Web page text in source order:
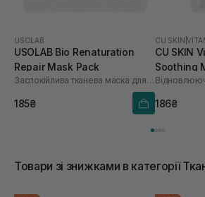
USOLAB
USOLAB Bio Renaturation
Repair Mask Pack
Заспокійлива тканева маска для обличчя
185₴
CU SKIN |
CU SKIN
Soothing
186₴
Товари зі знижками в категорії